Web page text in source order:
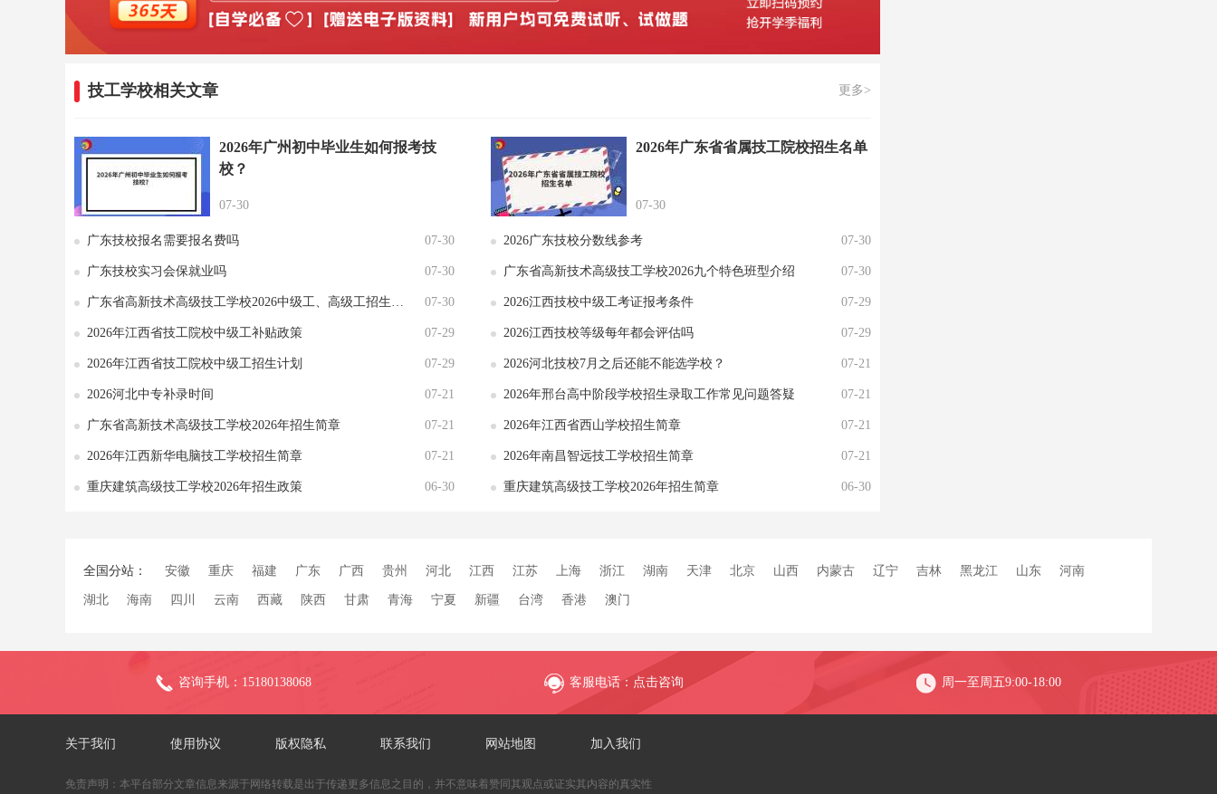
技工学校相关文章 更多>
2026年广州初中毕业生如何报考技
校？
07-30
2026年广东省省属技工院校招生名单
07-30
广东技校报名需要报名费吗 07-30 2026广东技校分数线参考 07-30
广东技校实习会保就业吗 07-30 广东省高新技术高级技工学校2026九个特色班型介绍 07-30
广东省高新技术高级技工学校2026中级工、高级工招生计划 07-30 2026江西技校中级工考证报考条件 07-29
2026年江西省技工院校中级工补贴政策 07-29 2026江西技校等级每年都会评估吗 07-29
2026年江西省技工院校中级工招生计划 07-29 2026河北技校7月之后还能不能选学校？ 07-21
2026河北中专补录时间 07-21 2026年邢台高中阶段学校招生录取工作常见问题答疑 07-21
广东省高新技术高级技工学校2026年招生简章 07-21 2026年江西省西山学校招生简章 07-21
2026年江西新华电脑技工学校招生简章 07-21 2026年南昌智远技工学校招生简章 07-21
重庆建筑高级技工学校2026年招生政策 06-30 重庆建筑高级技工学校2026年招生简章 06-30
全国分站： 安徽 重庆 福建 广东 广西 贵州 河北 江西 江苏 上海 浙江 湖南 天津 北京 山西 内蒙古 辽宁 吉林 黑龙江 山东 河南
湖北 海南 四川 云南 西藏 陕西 甘肃 青海 宁夏 新疆 台湾 香港 澳门
咨询手机：15180138068 客服电话：点击咨询 周一至周五9:00-18:00
关于我们 使用协议 版权隐私 联系我们 网站地图 加入我们
免责声明：本平台部分文章信息来源于网络转载是出于传递更多信息之目的，并不意味着赞同其观点或证实其内容的真实性